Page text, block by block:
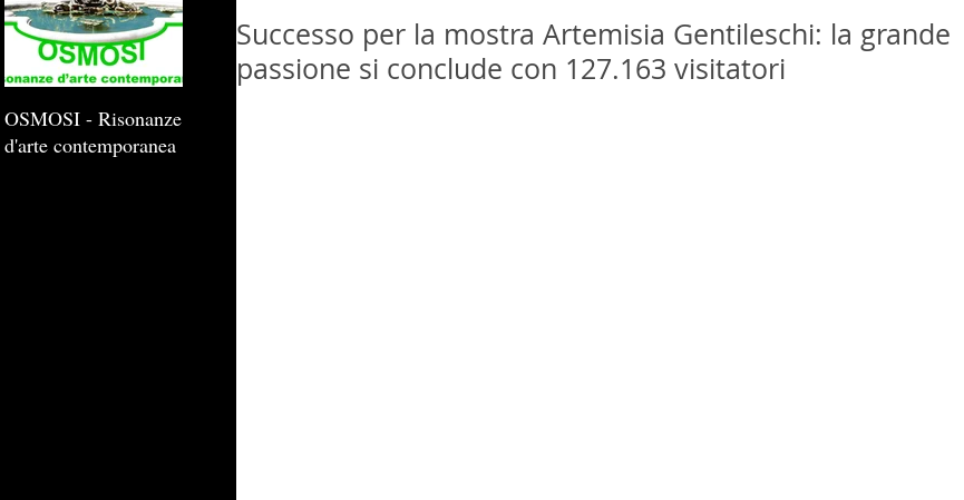
Successo per la mostra Artemisia Gentileschi: la grande
passione si conclude con 127.163 visitatori
OSMOSI - Risonanze
d'arte contemporanea